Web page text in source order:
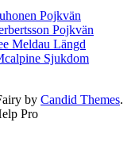
Pojkvän
Pojkvän
Meldau Längd
Sjukdom
by Candid Themes.